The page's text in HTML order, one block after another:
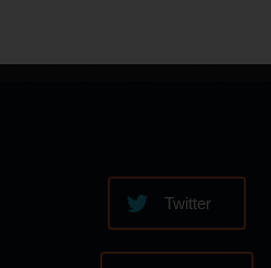
Twitter